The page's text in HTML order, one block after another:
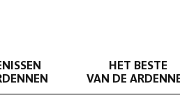
HET BESTE
VAN DE